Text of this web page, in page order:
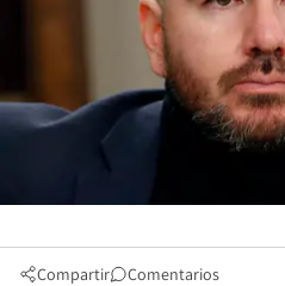
Compartir Comentarios